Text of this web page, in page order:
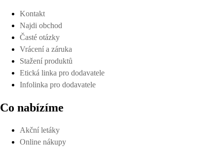
Kontakt
Najdi obchod
Časté otázky
Vrácení a záruka
Stažení produktů
Etická linka pro dodavatele
Infolinka pro dodavatele
Co nabízíme
Akční letáky
Online nákupy